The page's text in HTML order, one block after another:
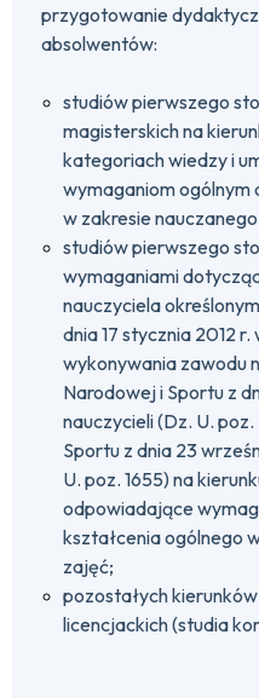
przygotowanie
absolwentów:
studiów pierwszego
magisterskich na
kategoriach wiedzy i
wymaganiom ogólnym
w zakresie
studiów pierwszego
wymaganiami
nauczyciela
dnia 17 stycznia 2012
wykonywania zawodu
Narodowej i Sportu z
nauczycieli (Dz. U.
Sportu z dnia 23
U. poz. 1655) na
odpowiadające
kształcenia ogólnego
zajęć;
pozostałych
licencjackich (studia